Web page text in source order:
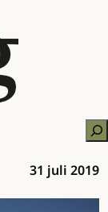
31 juli 2019